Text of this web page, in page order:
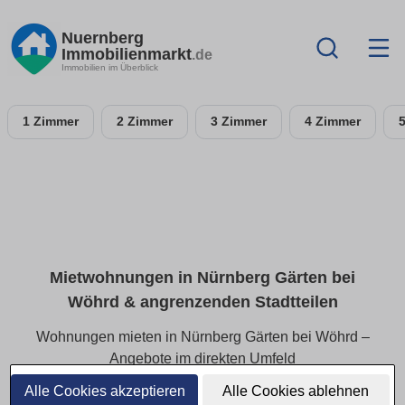
Alle Cookies akzeptieren Alle Cookies ablehnen
Nuernberg
Immobilienmarkt.de
Immobilien im Überblick
1 Zimmer 2 Zimmer 3 Zimmer 4 Zimmer
Mietwohnungen in Nürnberg Gärten bei
Wöhrd & angrenzenden Stadtteilen
Wohnungen mieten in Nürnberg Gärten bei Wöhrd –
Angebote im direkten Umfeld
Finden Sie Mietwohnungen in Nürnberg Gärten bei Wöhrd